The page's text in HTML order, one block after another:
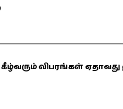
கீழ்வரும் விபரங்கள்